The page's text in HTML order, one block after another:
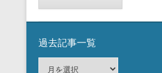
過去記事一覧